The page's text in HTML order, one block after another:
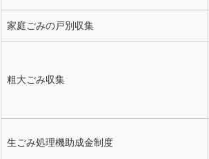
家庭ごみの戸別収集
粗大ごみ収集
生ごみ処理機助成金制度